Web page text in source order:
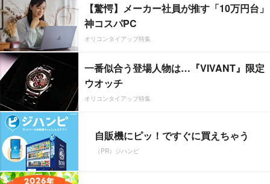
【驚愕】メーカー社員が推す「10万円台」
神コスパPC
オリコンタイアップ特集
一番似合う登場人物は…『VIVANT』限定
ウオッチ
オリコンタイアップ特集
自販機にピッ！ですぐに買えちゃう
（PR）ジハンピ